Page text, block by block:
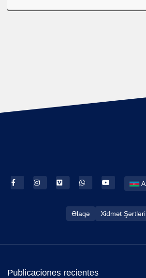
Əlaqə Xidmət Şərtləri
Publicaciones recientes